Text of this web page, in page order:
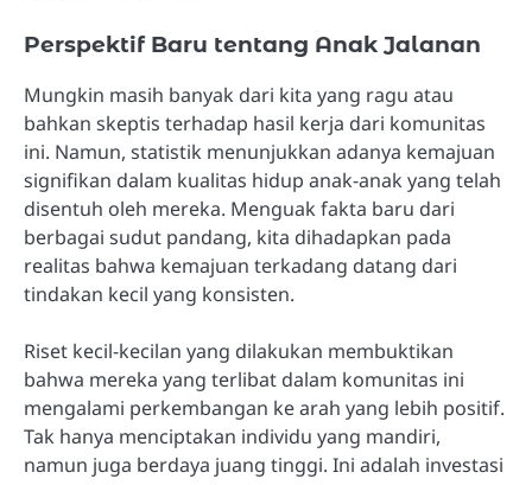
Perspektif Baru tentang Anak Jalanan
Mungkin masih banyak dari kita yang ragu atau
bahkan skeptis terhadap hasil kerja dari komunitas
ini. Namun, statistik menunjukkan adanya kemajuan
signifikan dalam kualitas hidup anak-anak yang telah
disentuh oleh mereka. Menguak fakta baru dari
berbagai sudut pandang, kita dihadapkan pada
realitas bahwa kemajuan terkadang datang dari
tindakan kecil yang konsisten.
Riset kecil-kecilan yang dilakukan membuktikan
bahwa mereka yang terlibat dalam komunitas ini
mengalami perkembangan ke arah yang lebih positif.
Tak hanya menciptakan individu yang mandiri,
namun juga berdaya juang tinggi. Ini adalah investasi